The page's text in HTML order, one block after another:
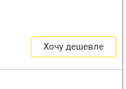
Хочу дешевле